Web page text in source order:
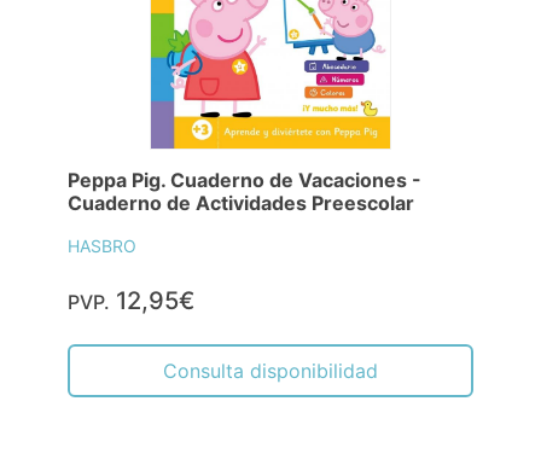
Peppa Pig. Cuaderno de Vacaciones -
Cuaderno de Actividades Preescolar
HASBRO
PVP. 12,95€
Consulta disponibilidad